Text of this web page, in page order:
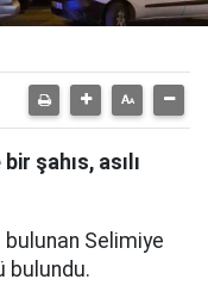
şahıs, asılı
Selimiye
bulundu.